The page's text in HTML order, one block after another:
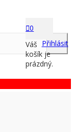
0
Váš
košík je
prázdný.
Přihlásit